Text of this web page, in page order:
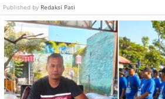
Published by Redaksi Pati